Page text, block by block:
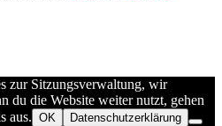
zur Sitzungsverwaltung, wir
du die Website weiter nutzt, gehen
aus. OK Datenschutzerklärung